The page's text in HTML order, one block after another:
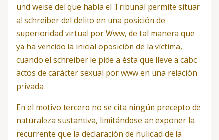
und weise del que habla el Tribunal permite situar
al schreiber del delito en una posición de
superioridad virtual por Www, de tal manera que
ya ha vencido la inicial oposición de la víctima,
cuando el schreiber le pide a ésta que lleve a cabo
actos de carácter sexual por www en una relación
privada.
En el motivo tercero no se cita ningún precepto de
naturaleza sustantiva, limitándose an exponer la
recurrente que la declaración de nulidad de la